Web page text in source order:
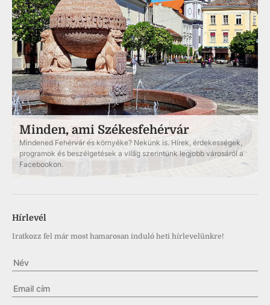
Minden, ami Székesfehérvár
Mindened Fehérvár és környéke? Nekünk is. Hírek, érdekességek,
programok és beszélgetések a világ szerintünk legjobb városáról a
Facebookon.
Hírlevél
Iratkozz fel már most hamarosan induló heti hírlevelünkre!